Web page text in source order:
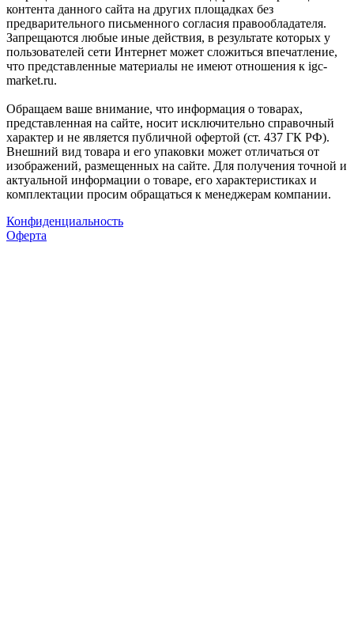
контента данного сайта на других площадках без
предварительного письменного согласия правообладателя.
Запрещаются любые иные действия, в результате которых у
пользователей сети Интернет может сложиться впечатление,
что представленные материалы не имеют отношения к igc-
market.ru.
Обращаем ваше внимание, что информация о товарах,
представленная на сайте, носит исключительно справочный
характер и не является публичной офертой (ст. 437 ГК РФ).
Внешний вид товара и его упаковки может отличаться от
изображений, размещенных на сайте. Для получения точной и
актуальной информации о товаре, его характеристиках и
комплектации просим обращаться к менеджерам компании.
Конфиденциальность
Оферта